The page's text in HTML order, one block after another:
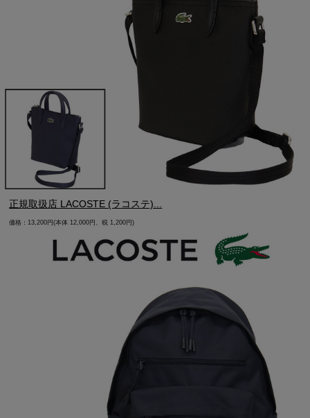
正規取扱店 LACOSTE (ラコステ)...
価格：13,200円(本体 12,000円、税 1,200円)